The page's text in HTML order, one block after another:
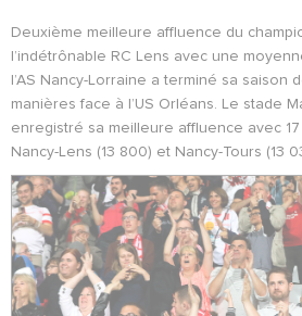
Deuxième meilleure affluence du
l’indétrônable RC Lens avec une
l’AS Nancy-Lorraine a terminé sa saison
manières face à l’US Orléans. Le stade
enregistré sa meilleure affluence avec
Nancy-Lens (13 800) et Nancy-Tours (13